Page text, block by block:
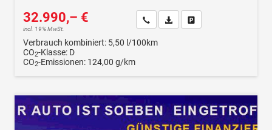
32.990,– €
incl. 19% MwSt.
Wir rufen Sie anFahrzeugexposé (PDF)
Verbrauch kombiniert: 5,50 l/100km
CO2-Klasse: D
CO2-Emissionen: 124,00 g/km